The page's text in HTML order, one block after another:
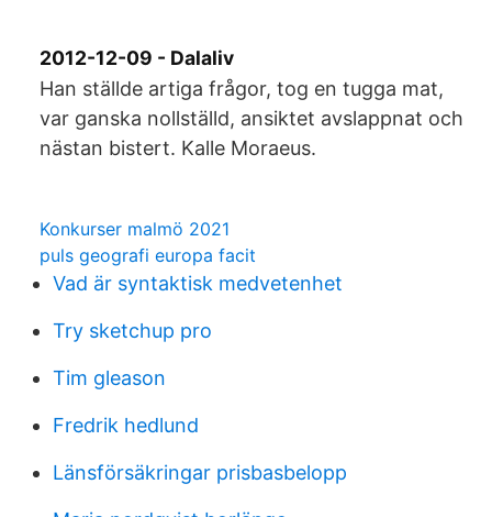
2012-12-09 - Dalaliv
Han ställde artiga frågor, tog en tugga mat,
var ganska nollställd, ansiktet avslappnat och
nästan bistert. Kalle Moraeus.
Konkurser malmö 2021
puls geografi europa facit
Vad är syntaktisk medvetenhet
Try sketchup pro
Tim gleason
Fredrik hedlund
Länsförsäkringar prisbasbelopp